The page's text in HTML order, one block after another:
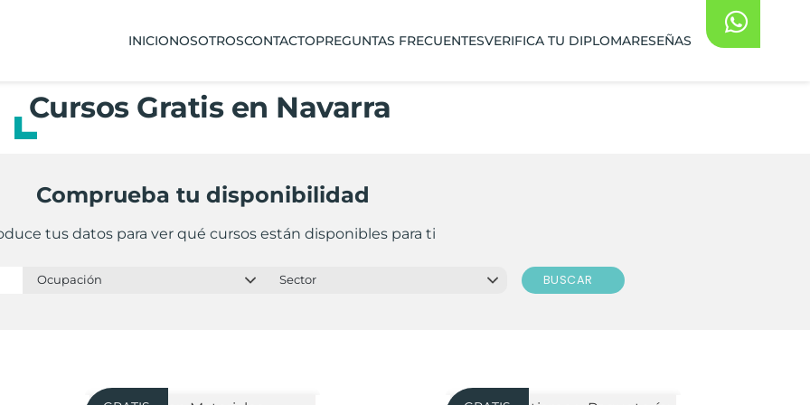
INICIONOSOTROSCONTACTOPREGUNTAS FRECUENTESVERIFICA TU DIPLOMARESEÑAS
Cursos Gratis en Navarra
Comprueba tu disponibilidad
tus datos para ver qué cursos están disponibles para ti
BUSCAR